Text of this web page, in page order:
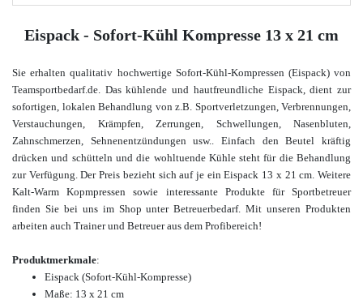
Eispack - Sofort-Kühl Kompresse 13 x 21 cm
Sie erhalten qualitativ hochwertige Sofort-Kühl-Kompressen (Eispack) von
Teamsportbedarf.de. Das kühlende und hautfreundliche Eispack, dient zur
sofortigen, lokalen Behandlung von z.B. Sportverletzungen, Verbrennungen,
Verstauchungen, Krämpfen, Zerrungen, Schwellungen, Nasenbluten,
Zahnschmerzen, Sehnenentzündungen usw.. Einfach den Beutel kräftig
drücken und schütteln und die wohltuende Kühle steht für die Behandlung
zur Verfügung. Der Preis bezieht sich auf je ein Eispack 13 x 21 cm. Weitere
Kalt-Warm Kopmpressen sowie interessante Produkte für Sportbetreuer
finden Sie bei uns im Shop unter Betreuerbedarf. Mit unseren Produkten
arbeiten auch Trainer und Betreuer aus dem Profibereich!
Produktmerkmale:
Eispack (Sofort-Kühl-Kompresse)
Maße: 13 x 21 cm